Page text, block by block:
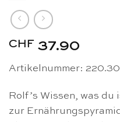
CHF 37.90
Artikelnummer:
Rolf’s Wissen, was du
zur